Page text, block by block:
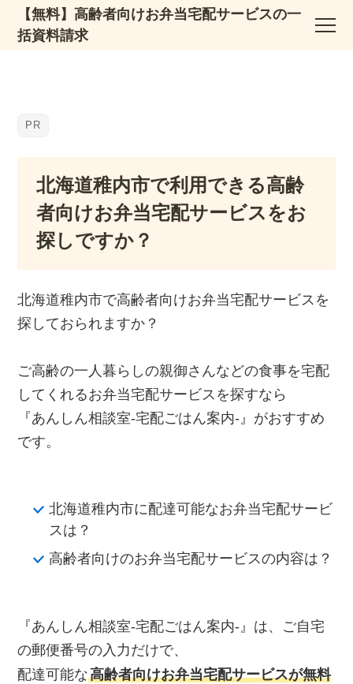
【無料】高齢者向けお弁当宅配サービスの一
括資料請求
北海道稚内市で利用できる高齢
者向けお弁当宅配サービスをお
探しですか？
北海道稚内市で高齢者向けお弁当宅配サービスを
探しておられますか？
ご高齢の一人暮らしの親御さんなどの食事を宅配
してくれるお弁当宅配サービスを探すなら
『あんしん相談室‐宅配ごはん案内‐』がおすすめ
です。
北海道稚内市に配達可能なお弁当宅配サービ
スは？
高齢者向けのお弁当宅配サービスの内容は？
『あんしん相談室‐宅配ごはん案内‐』は、ご自宅
の郵便番号の入力だけで、
配達可能な高齢者向けお弁当宅配サービスが無料